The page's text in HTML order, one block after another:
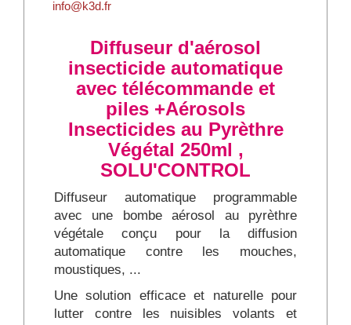
info@k3d.fr
Diffuseur d'aérosol
insecticide automatique
avec télécommande et
piles +Aérosols
Insecticides au Pyrèthre
Végétal 250ml ,
SOLU'CONTROL
Diffuseur automatique programmable
avec une bombe aérosol au pyrèthre
végétale conçu pour la diffusion
automatique contre les mouches,
moustiques, ...
Une solution efficace et naturelle pour
lutter contre les nuisibles volants et